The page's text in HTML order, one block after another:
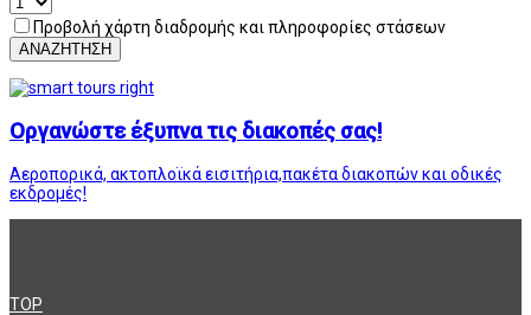
Προβολή χάρτη διαδρομής και πληροφορίες στάσεων
ΑΝΑΖΗΤΗΣΗ
Οργανώστε έξυπνα τις διακοπές σας!
Αεροπορικά, ακτοπλοϊκά εισιτήρια,πακέτα διακοπών και οδικές
εκδρομές!
TOP